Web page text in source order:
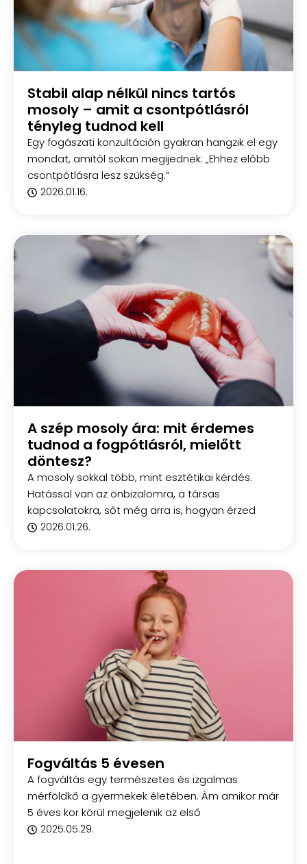
Stabil alap nélkül nincs tartós
mosoly – amit a csontpótlásról
tényleg tudnod kell
Egy fogászati konzultáción gyakran hangzik el egy
mondat, amitől sokan megijednek: „Ehhez előbb
csontpótlásra lesz szükség.”
2026.01.16.
A szép mosoly ára: mit érdemes
tudnod a fogpótlásról, mielőtt
döntesz?
A mosoly sokkal több, mint esztétikai kérdés.
Hatással van az önbizalomra, a társas
kapcsolatokra, sőt még arra is, hogyan érzed
2026.01.26.
Fogváltás 5 évesen
A fogváltás egy természetes és izgalmas
mérföldkő a gyermekek életében. Ám amikor már
5 éves kor körül megjelenik az első
2025.05.29.